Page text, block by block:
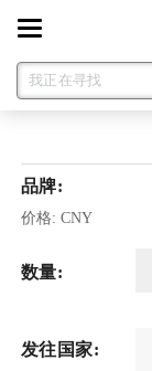
Toggle
navigation
品牌:
价格: CNY
数量:
发往国家: